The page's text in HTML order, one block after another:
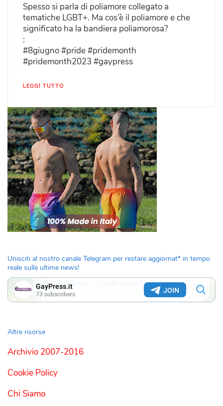
Spesso si parla di poliamore collegato a
tematiche LGBT+. Ma cos’è il poliamore e che
significato ha la bandiera poliamorosa?
:
#8giugno #pride #pridemonth
#pridemonth2023 #gaypress
LEGGI TUTTO
Unisciti al nostro canale Telegram per restare aggiornat* in tempo
reale sulle ultime news!
Altre risorse
Archivio 2007-2016
Cookie Policy
Chi Siamo